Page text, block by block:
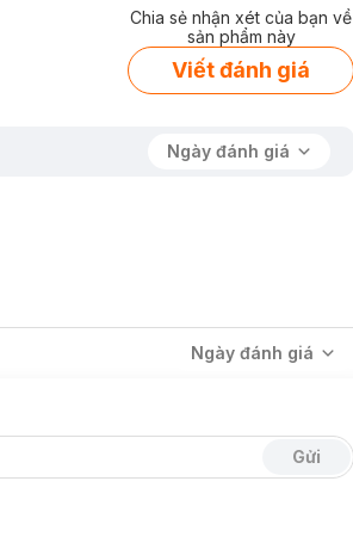
Chia sẻ nhận xét của bạn về
sản phẩm này
Viết đánh giá
Ngày đánh giá
Ngày đánh giá
Gửi